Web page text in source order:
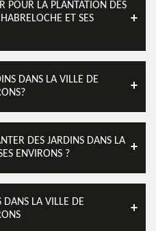
POUR LA PLANTATION DES
ET SES
DANS LA VILLE DE
DES JARDINS DANS LA
ENVIRONS ?
DANS LA VILLE DE